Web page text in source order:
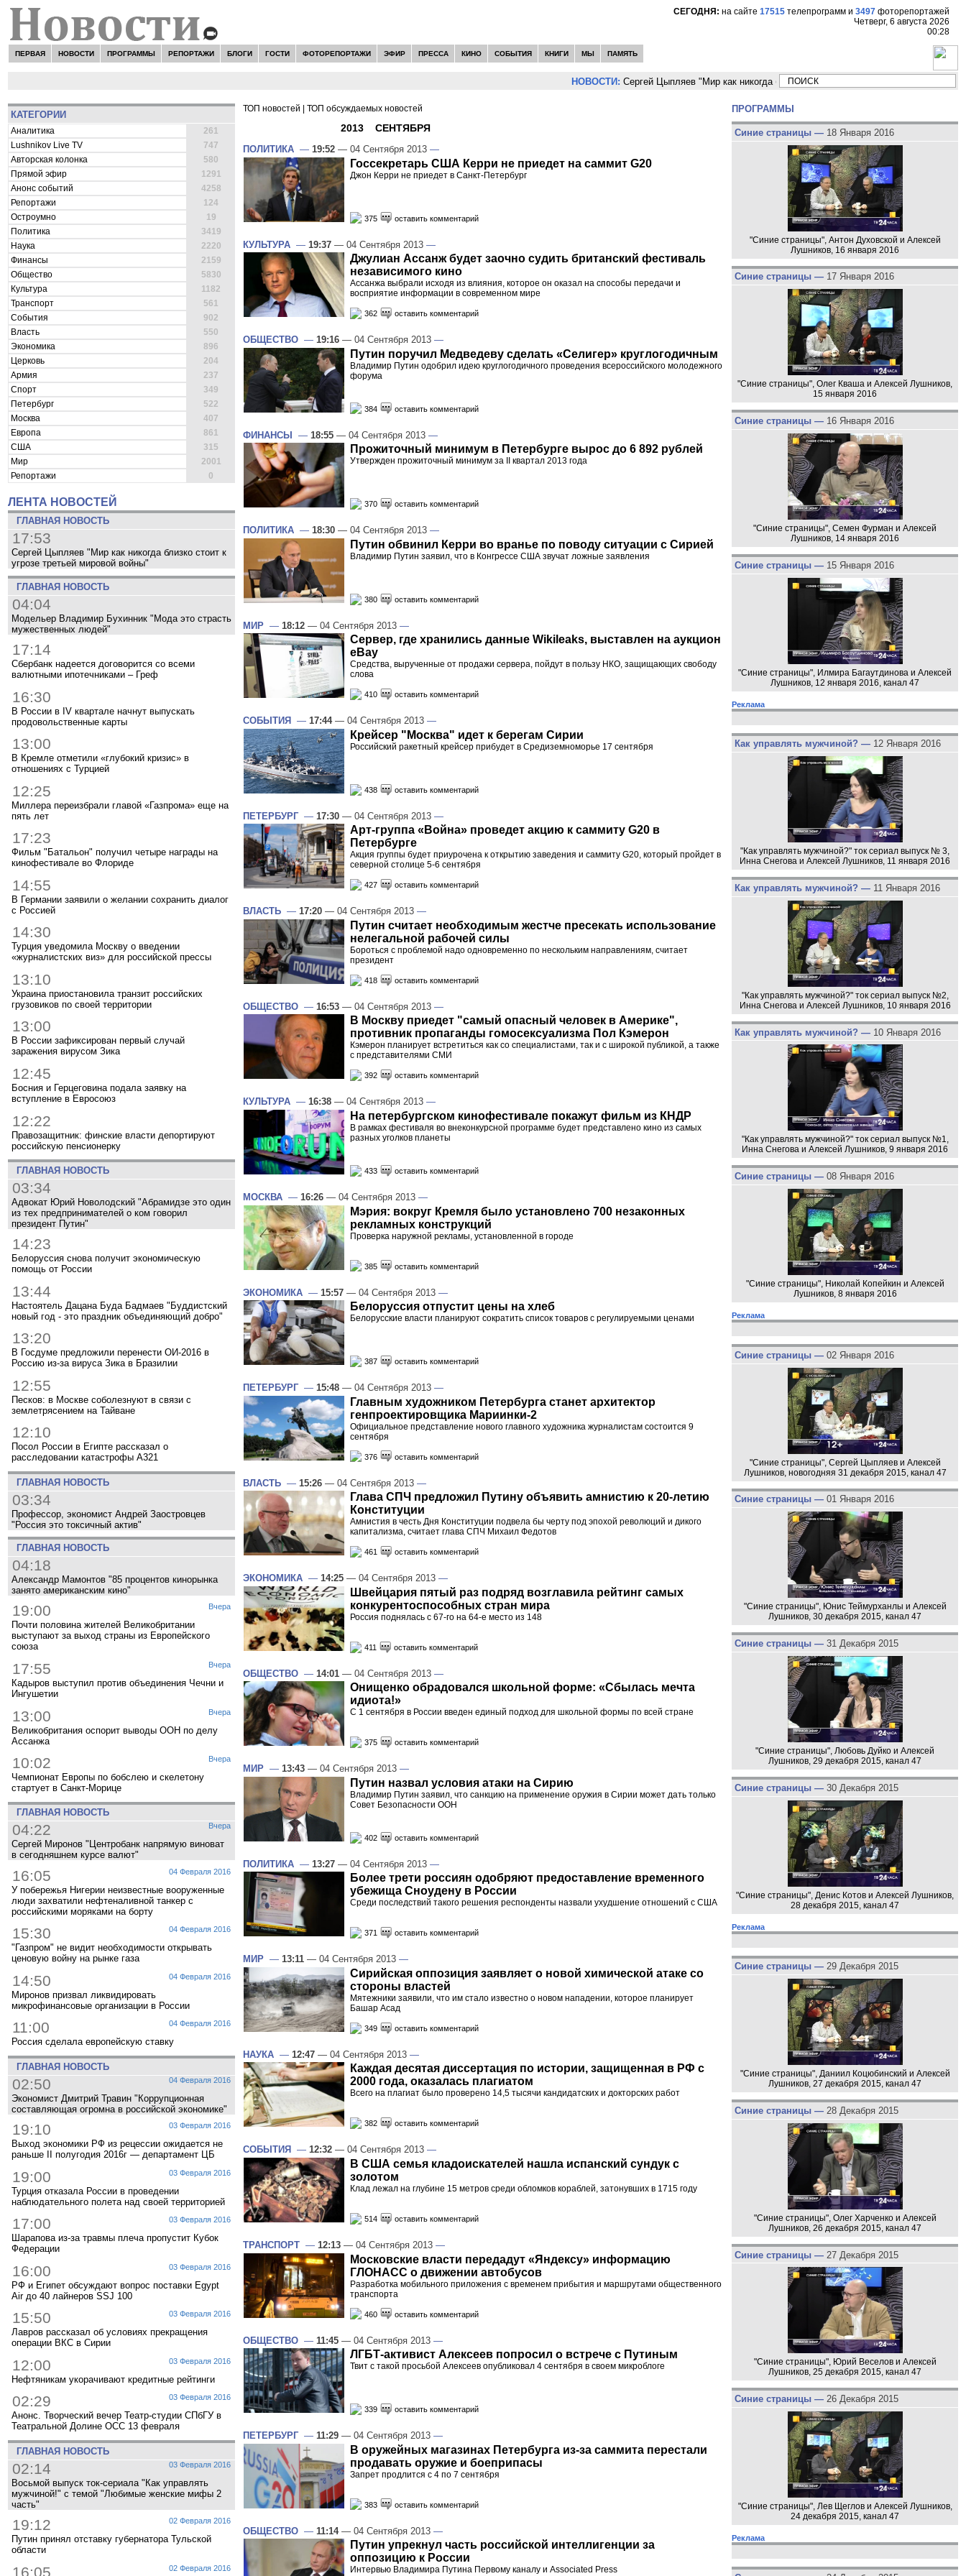
СЕГОДНЯ: на сайте 17515 телепрограмм и 3497 фоторепортажей
Четверг, 6 августа 2026
00:28
ПЕРВАЯ НОВОСТИ ПРОГРАММЫ РЕПОРТАЖИ БЛОГИ ГОСТИ ФОТОРЕПОРТАЖИ ЭФИР ПРЕССА КИНО СОБЫТИЯ КНИГИ МЫ ПАМЯТЬ
НОВОСТИ: Сергей Цыпляев "Мир как никогда близко стоит к угрозе третьей мировой войны"
КАТЕГОРИИ
Аналитика
261
Lushnikov Live TV
747
Авторская колонка
580
Прямой эфир
1291
Анонс событий
4258
Репортажи
124
Остроумно
19
Политика
3419
Наука
2220
Финансы
2159
Общество
5830
Культура
1182
Транспорт
561
События
902
Власть
550
Экономика
896
Церковь
204
Армия
237
Спорт
349
Петербург
522
Москва
407
Европа
861
США
315
Мир
2001
Репортажи
0
ЛЕНТА НОВОСТЕЙ
ГЛАВНАЯ НОВОСТЬ
17:53
Сергей Цыпляев "Мир как никогда близко стоит к
угрозе третьей мировой войны"
ГЛАВНАЯ НОВОСТЬ
04:04
Модельер Владимир Бухинник "Мода это страсть
мужественных людей"
17:14
Сбербанк надеется договорится со всеми
валютными ипотечниками – Греф
16:30
В России в IV квартале начнут выпускать
продовольственные карты
13:00
В Кремле отметили «глубокий кризис» в
отношениях с Турцией
12:25
Миллера переизбрали главой «Газпрома» еще на
пять лет
17:23
Фильм "Батальон" получил четыре награды на
кинофестивале во Флориде
14:55
В Германии заявили о желании сохранить диалог
с Россией
14:30
Турция уведомила Москву о введении
«журналистских виз» для российской прессы
13:10
Украина приостановила транзит российских
грузовиков по своей территории
13:00
В России зафиксирован первый случай
заражения вирусом Зика
12:45
Босния и Герцеговина подала заявку на
вступление в Евросоюз
12:22
Правозащитник: финские власти депортируют
российскую пенсионерку
ГЛАВНАЯ НОВОСТЬ
03:34
Адвокат Юрий Новолодский "Абрамидзе это один
из тех предпринимателей о ком говорил
президент Путин"
14:23
Белоруссия снова получит экономическую
помощь от России
13:44
Настоятель Дацана Буда Бадмаев "Буддистский
новый год - это праздник объединяющий добро"
13:20
В Госдуме предложили перенести ОИ-2016 в
Россию из-за вируса Зика в Бразилии
12:55
Песков: в Москве соболезнуют в связи с
землетрясением на Тайване
12:10
Посол России в Египте рассказал о
расследовании катастрофы A321
ГЛАВНАЯ НОВОСТЬ
03:34
Профессор, экономист Андрей Заостровцев
"Россия это токсичный актив"
ГЛАВНАЯ НОВОСТЬ
04:18
Александр Мамонтов "85 процентов кинорынка
занято американским кино"
Вчера
19:00
Почти половина жителей Великобритании
выступают за выход страны из Европейского
союза
Вчера
17:55
Кадыров выступил против объединения Чечни и
Ингушетии
Вчера
13:00
Великобритания оспорит выводы ООН по делу
Ассанжа
Вчера
10:02
Чемпионат Европы по бобслею и скелетону
стартует в Санкт-Морице
ГЛАВНАЯ НОВОСТЬ
Вчера
04:22
Сергей Миронов "Центробанк напрямую виноват
в сегодняшнем курсе валют"
04 Февраля 2016
16:05
У побережья Нигерии неизвестные вооруженные
люди захватили нефтеналивной танкер с
российскими моряками на борту
04 Февраля 2016
15:30
"Газпром" не видит необходимости открывать
ценовую войну на рынке газа
04 Февраля 2016
14:50
Миронов призвал ликвидировать
микрофинансовые организации в России
04 Февраля 2016
11:00
Россия сделала европейскую ставку
ГЛАВНАЯ НОВОСТЬ
04 Февраля 2016
02:50
Экономист Дмитрий Травин "Коррупционная
составляющая огромна в российской экономике"
03 Февраля 2016
19:10
Выход экономики РФ из рецессии ожидается не
раньше II полугодия 2016г — департамент ЦБ
03 Февраля 2016
19:00
Турция отказала России в проведении
наблюдательного полета над своей территорией
03 Февраля 2016
17:00
Шарапова из-за травмы плеча пропустит Кубок
Федерации
03 Февраля 2016
16:00
РФ и Египет обсуждают вопрос поставки Egypt
Air до 40 лайнеров SSJ 100
03 Февраля 2016
15:50
Лавров рассказал об условиях прекращения
операции ВКС в Сирии
03 Февраля 2016
12:00
Нефтяникам укорачивают кредитные рейтинги
03 Февраля 2016
02:29
Анонс. Творческий вечер Театр-студии СПбГУ в
Театральной Долине ОСС 13 февраля
ГЛАВНАЯ НОВОСТЬ
03 Февраля 2016
02:14
Восьмой выпуск ток-сериала "Как управлять
мужчиной!" с темой "Любимые женские мифы 2
часть"
02 Февраля 2016
19:12
Путин принял отставку губернатора Тульской
области
02 Февраля 2016
16:05
ТОП новостей ТОП обсуждаемых новостей
2013 СЕНТЯБРЯ
ПОЛИТИКА — 19:52 — 04 Сентября 2013 —
Госсекретарь США Керри не приедет на саммит G20
Джон Керри не приедет в Санкт-Петербург
375 оставить комментарий
КУЛЬТУРА — 19:37 — 04 Сентября 2013 —
Джулиан Ассанж будет заочно судить британский фестиваль
независимого кино
Ассанжа выбрали исходя из влияния, которое он оказал на способы передачи и
восприятие информации в современном мире
362 оставить комментарий
ОБЩЕСТВО — 19:16 — 04 Сентября 2013 —
Путин поручил Медведеву сделать «Селигер» круглогодичным
Владимир Путин одобрил идею круглогодичного проведения всероссийского молодежного
форума
384 оставить комментарий
ФИНАНСЫ — 18:55 — 04 Сентября 2013 —
Прожиточный минимум в Петербурге вырос до 6 892 рублей
Утвержден прожиточный минимум за II квартал 2013 года
370 оставить комментарий
ПОЛИТИКА — 18:30 — 04 Сентября 2013 —
Путин обвинил Керри во вранье по поводу ситуации с Сирией
Владимир Путин заявил, что в Конгрессе США звучат ложные заявления
380 оставить комментарий
МИР — 18:12 — 04 Сентября 2013 —
Сервер, где хранились данные Wikileaks, выставлен на аукцион
eBay
Средства, вырученные от продажи сервера, пойдут в пользу НКО, защищающих свободу
слова
410 оставить комментарий
СОБЫТИЯ — 17:44— 04 Сентября 2013 —
Крейсер "Москва" идет к берегам Сирии
Российский ракетный крейсер прибудет в Средиземноморье 17 сентября
438 оставить комментарий
ПЕТЕРБУРГ — 17:30 — 04 Сентября 2013 —
Арт-группа «Война» проведет акцию к саммиту G20 в
Петербурге
Акция группы будет приурочена к открытию заведения и саммиту G20, который пройдет в
северной столице 5-6 сентября
427 оставить комментарий
ВЛАСТЬ — 17:20 — 04 Сентября 2013 —
Путин считает необходимым жестче пресекать использование
нелегальной рабочей силы
Бороться с проблемой надо одновременно по нескольким направлениям, считает
президент
418 оставить комментарий
ОБЩЕСТВО — 16:53 — 04 Сентября 2013 —
В Москву приедет "самый опасный человек в Америке",
противник пропаганды гомосексуализма Пол Кэмерон
Кэмерон планирует встретиться как со специалистами, так и с широкой публикой, а также
с представителями СМИ
392 оставить комментарий
КУЛЬТУРА — 16:38 — 04 Сентября 2013 —
На петербургском кинофестивале покажут фильм из КНДР
В рамках фестиваля во внеконкурсной программе будет представлено кино из самых
разных уголков планеты
433 оставить комментарий
МОСКВА — 16:26 — 04 Сентября 2013 —
Мэрия: вокруг Кремля было установлено 700 незаконных
рекламных конструкций
Проверка наружной рекламы, установленной в городе
385 оставить комментарий
ЭКОНОМИКА — 15:57 — 04 Сентября 2013 —
Белоруссия отпустит цены на хлеб
Белорусские власти планируют сократить список товаров с регулируемыми ценами
387 оставить комментарий
ПЕТЕРБУРГ — 15:48 — 04 Сентября 2013 —
Главным художником Петербурга станет архитектор
генпроектировщика Мариинки-2
Официальное представление нового главного художника журналистам состоится 9
сентября
376 оставить комментарий
ВЛАСТЬ — 15:26 — 04 Сентября 2013 —
Глава СПЧ предложил Путину объявить амнистию к 20-летию
Конституции
Амнистия в честь Дня Конституции подвела бы черту под эпохой революций и дикого
капитализма, считает глава СПЧ Михаил Федотов
461 оставить комментарий
ЭКОНОМИКА — 14:25 — 04 Сентября 2013 —
Швейцария пятый раз подряд возглавила рейтинг самых
конкурентоспособных стран мира
Россия поднялась с 67-го на 64-е место из 148
411 оставить комментарий
ОБЩЕСТВО — 14:01 — 04 Сентября 2013 —
Онищенко обрадовался школьной форме: «Сбылась мечта
идиота!»
С 1 сентября в России введен единый подход для школьной формы по всей стране
375 оставить комментарий
МИР — 13:43 — 04 Сентября 2013 —
Путин назвал условия атаки на Сирию
Владимир Путин заявил, что санкцию на применение оружия в Сирии может дать только
Совет Безопасности ООН
402 оставить комментарий
ПОЛИТИКА — 13:27 — 04 Сентября 2013 —
Более трети россиян одобряют предоставление временного
убежища Сноудену в России
Среди последствий такого решения респонденты назвали ухудшение отношений с США
371 оставить комментарий
МИР — 13:11 — 04 Сентября 2013 —
Сирийская оппозиция заявляет о новой химической атаке со
стороны властей
Мятежники заявили, что им стало известно о новом нападении, которое планирует
Башар Асад
349 оставить комментарий
НАУКА — 12:47 — 04 Сентября 2013 —
Каждая десятая диссертация по истории, защищенная в РФ с
2000 года, оказалась плагиатом
Всего на плагиат было проверено 14,5 тысячи кандидатских и докторских работ
382 оставить комментарий
СОБЫТИЯ — 12:32 — 04 Сентября 2013 —
В США семья кладоискателей нашла испанский сундук с
золотом
Клад лежал на глубине 15 метров среди обломков кораблей, затонувших в 1715 году
514 оставить комментарий
ТРАНСПОРТ — 12:13 — 04 Сентября 2013 —
Московские власти передадут «Яндексу» информацию
ГЛОНАСС о движении автобусов
Разработка мобильного приложения с временем прибытия и маршрутами общественного
транспорта
460 оставить комментарий
ОБЩЕСТВО — 11:45 — 04 Сентября 2013 —
ЛГБТ-активист Алексеев попросил о встрече с Путиным
Твит с такой просьбой Алексеев опубликовал 4 сентября в своем микроблоге
339 оставить комментарий
ПЕТЕРБУРГ — 11:29 — 04 Сентября 2013 —
В оружейных магазинах Петербурга из-за саммита перестали
продавать оружие и боеприпасы
Запрет продлится с 4 по 7 сентября
383 оставить комментарий
ОБЩЕСТВО — 11:14— 04 Сентября 2013 —
Путин упрекнул часть российской интеллигенции за
оппозицию к России
Интервью Владимира Путина Первому каналу и Associated Press
ПРОГРАММЫ
Синие страницы — 18 Января 2016
"Синие страницы", Антон Духовской и Алексей
Лушников, 16 января 2016
Синие страницы — 17 Января 2016
"Синие страницы", Олег Кваша и Алексей Лушников,
15 января 2016
Синие страницы — 16 Января 2016
"Синие страницы", Семен Фурман и Алексей
Лушников, 14 января 2016
Синие страницы — 15 Января 2016
"Синие страницы", Илмира Багаутдинова и Алексей
Лушников, 12 января 2016, канал 47
Реклама
Как управлять мужчиной? — 12 Января 2016
"Как управлять мужчиной?" ток сериал выпуск № 3,
Инна Снегова и Алексей Лушников, 11 января 2016
Как управлять мужчиной? — 11 Января 2016
"Как управлять мужчиной?" ток сериал выпуск №2,
Инна Снегова и Алексей Лушников, 10 января 2016
Как управлять мужчиной? — 10 Января 2016
"Как управлять мужчиной?" ток сериал выпуск №1,
Инна Снегова и Алексей Лушников, 9 января 2016
Синие страницы — 08 Января 2016
"Синие страницы", Николай Копейкин и Алексей
Лушников, 8 января 2016
Реклама
Синие страницы — 02 Января 2016
"Синие страницы", Сергей Цыпляев и Алексей
Лушников, новогодняя 31 декабря 2015, канал 47
Синие страницы — 01 Января 2016
"Синие страницы", Юнис Теймурханлы и Алексей
Лушников, 30 декабря 2015, канал 47
Синие страницы — 31 Декабря 2015
"Синие страницы", Любовь Дуйко и Алексей
Лушников, 29 декабря 2015, канал 47
Синие страницы — 30 Декабря 2015
"Синие страницы", Денис Котов и Алексей Лушников,
28 декабря 2015, канал 47
Реклама
Синие страницы — 29 Декабря 2015
"Синие страницы", Даниил Коцюбинский и Алексей
Лушников, 27 декабря 2015, канал 47
Синие страницы — 28 Декабря 2015
"Синие страницы", Олег Харченко и Алексей
Лушников, 26 декабря 2015, канал 47
Синие страницы — 27 Декабря 2015
"Синие страницы", Юрий Веселов и Алексей
Лушников, 25 декабря 2015, канал 47
Синие страницы — 26 Декабря 2015
"Синие страницы", Лев Щеглов и Алексей Лушников,
24 декабря 2015, канал 47
Реклама